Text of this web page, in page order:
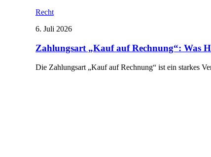
Recht
6. Juli 2026
Zahlungsart „Kauf auf Rechnung“: Was
Die Zahlungsart „Kauf auf Rechnung“ ist ein starkes